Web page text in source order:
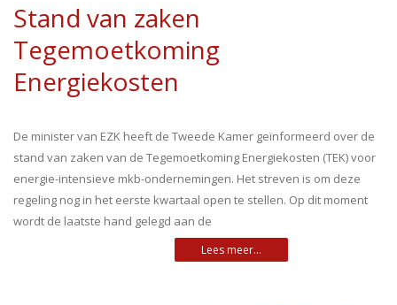
Stand van zaken
Tegemoetkoming
Energiekosten
De minister van EZK heeft de Tweede Kamer geïnformeerd over de
stand van zaken van de Tegemoetkoming Energiekosten (TEK) voor
energie-intensieve mkb-ondernemingen. Het streven is om deze
regeling nog in het eerste kwartaal open te stellen. Op dit moment
wordt de laatste hand gelegd aan de